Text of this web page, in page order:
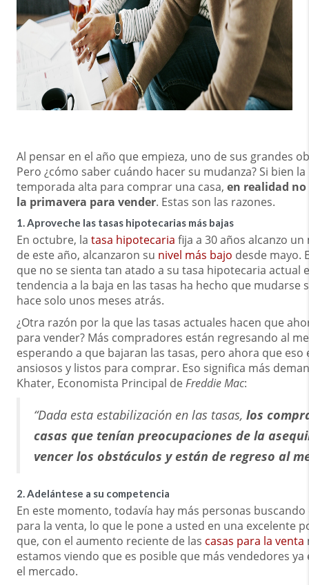
Al pensar en el año que empieza, uno de sus grandes
Pero ¿cómo saber cuándo hacer su mudanza? Si bien
temporada alta para comprar una casa, en realidad no
la primavera para vender. Estas son las razones.
1. Aproveche las tasas hipotecarias más bajas
En octubre, la tasa hipotecaria fija a 30 años alcanzo
de este año, alcanzaron su nivel más bajo desde mayo.
que no se sienta tan atado a su tasa hipotecaria actual
tendencia a la baja en las tasas ha hecho que mudarse
hace solo unos meses atrás.
¿Otra razón por la que las tasas actuales hacen que
para vender? Más compradores están regresando al
esperando a que bajaran las tasas, pero ahora que eso
ansiosos y listos para comprar. Eso significa más
Khater, Economista Principal deFreddie Mac:
“Dada esta estabilización en las tasas, los
casas que tenían preocupaciones de la
vencer los obstáculos y están de regreso al
2. Adelántese a su competencia
En este momento, todavía hay más personas
para la venta, lo que le pone a usted en una excelente
que, con el aumento reciente de las casas para la venta
estamos viendo que es posible que más vendedores
el mercado.